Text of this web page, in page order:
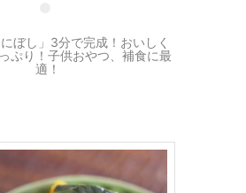
にぼし」3分で完成！おいしく
ぷり！子供おやつ、補食に最
適！